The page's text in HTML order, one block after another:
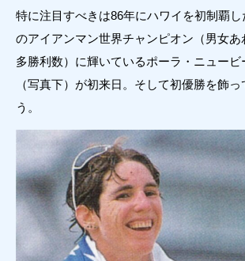
特に注目すべきは86年にハワイを初制覇
のアイアンマン世界チャンピオン（男女
多勝利数）に輝いているポーラ・ニュービ
（写真下）が初来日。そして初優勝を飾
う。